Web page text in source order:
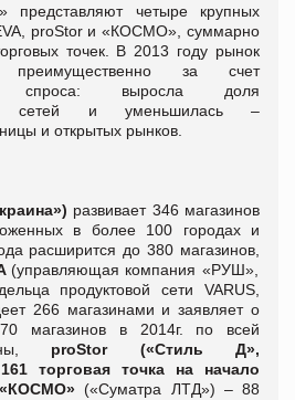
представляют четыре крупных
proStor и «КОСМО», суммарно
точек. В 2013 году рынок
за счет
спроса: выросла доля
сетей и уменьшилась –
и открытых рынков.
развивает 346 магазинов
в более 100 городах и
расширится до 380 магазинов,
(управляющая компания «РУШ»,
продуктовой сети VARUS,
266 магазинами и заявляет о
магазинов в 2014г. по всей
рroStor («Стиль Д»,
торговая точка на начало
«КОСМО» («Суматра ЛТД») – 88